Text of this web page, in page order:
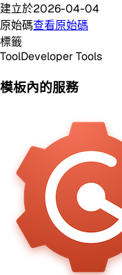
建立於2026-04-04
原始碼查看原始碼
標籤
ToolDeveloper Tools
模板內的服務